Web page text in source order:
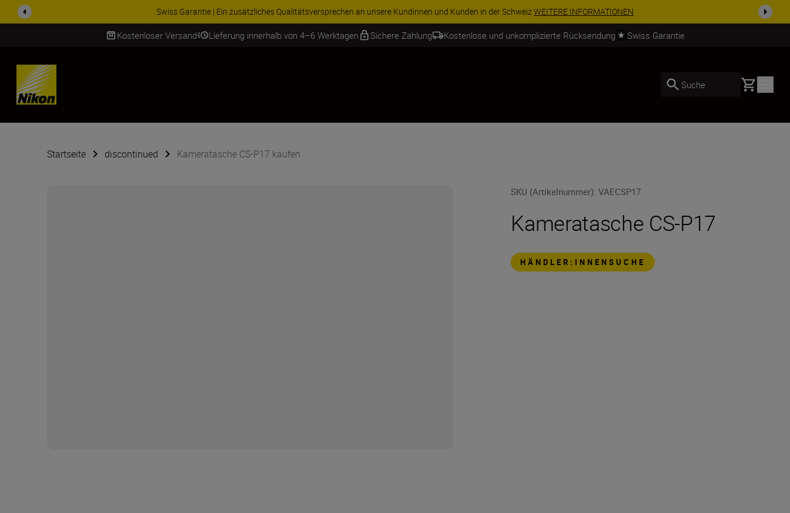
ZUBEHÖR IM ANGEBOT | Sparen Sie 15 % auf ausgewähltes Zubehör und vervollständigen Sie Ihre Ausrüstu...Jetzt einkaufen
Kostenloser Versand Lieferung innerhalb von 4–6 Werktagen Sichere Zahlung Kostenlose und unkomplizierte Rücksendung Swiss Garantie
SKIP
Suche Basket
Startseite discontinued Kameratasche CS-P17 kaufen
SKU (Artikelnummer):VAECSP17
Kameratasche CS-P17
HÄNDLER:INNENSUCHE